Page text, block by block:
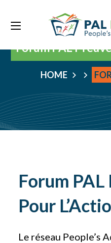
Forum PAL
HOME
Forum PAL
Pour
Le réseau People’s